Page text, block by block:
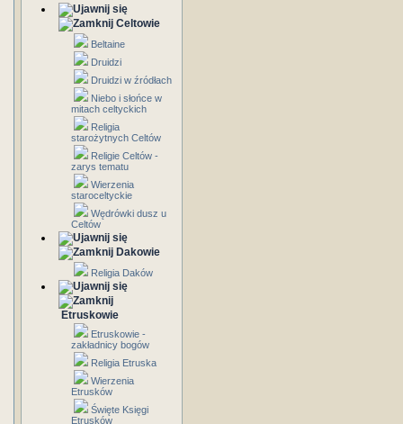
Celtowie
Beltaine
Druidzi
Druidzi w źródłach
Niebo i słońce w
mitach celtyckich
Religia
starożytnych Celtów
Religie Celtów -
zarys tematu
Wierzenia
staroceltyckie
Wędrówki dusz u
Celtów
Dakowie
Religia Daków
Etruskowie
Etruskowie -
zakładnicy bogów
Religia Etruska
Wierzenia
Etrusków
Święte Księgi
Etrusków